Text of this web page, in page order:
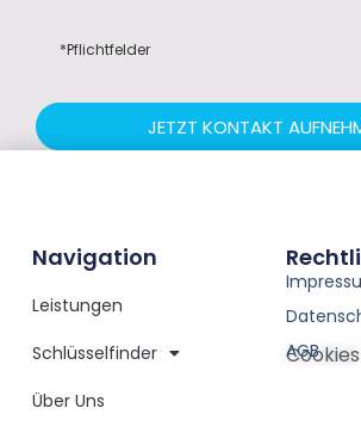
*Pflichtfelder
JETZT KONTAKT
Navigation
Leistungen
Schlüsselfinder
Über Uns
AGB
Cookies